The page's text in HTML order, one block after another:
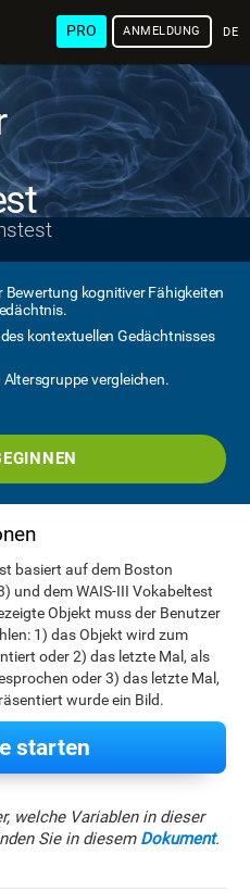
PRO ANMELDUNG
kognitiver Fähigkeiten
kontextuellen Gedächtnisses
vergleichen.
basiert auf dem Boston
und dem WAIS-III Vokabeltest
Objekt muss der Benutzer
1) das Objekt wird zum
oder 2) das letzte Mal, als
oder 3) das letzte Mal,
wurde ein Bild.
starten
welche Variablen in dieser
Sie in diesem Dokument.